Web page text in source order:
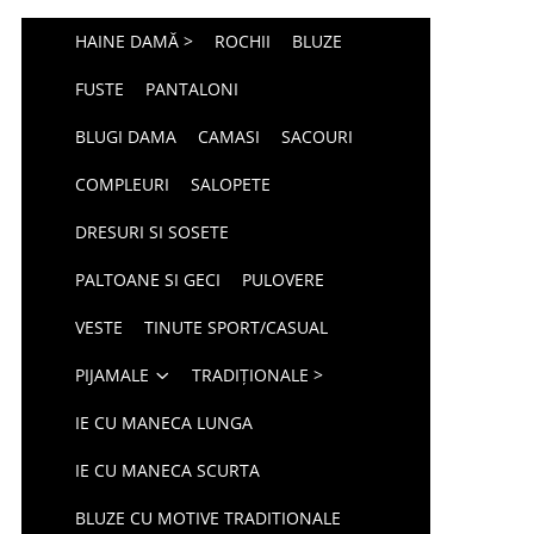
HAINE DAMĂ > ROCHII BLUZE
FUSTE PANTALONI
BLUGI DAMA CAMASI SACOURI
COMPLEURI SALOPETE
DRESURI SI SOSETE
PALTOANE SI GECI PULOVERE
VESTE TINUTE SPORT/CASUAL
PIJAMALE TRADIȚIONALE >
IE CU MANECA LUNGA
IE CU MANECA SCURTA
BLUZE CU MOTIVE TRADITIONALE